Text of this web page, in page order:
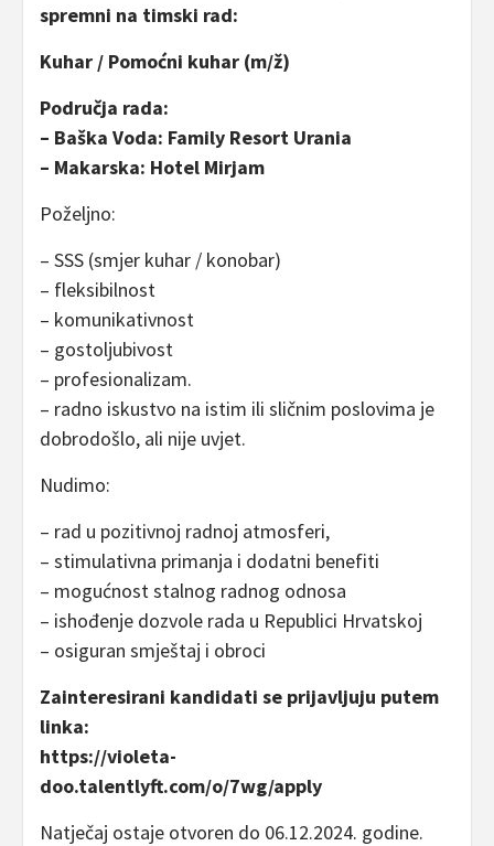
spremni na timski rad:
Kuhar / Pomoćni kuhar (m/ž)
Područja rada:
– Baška Voda: Family Resort Urania
– Makarska: Hotel Mirjam
Poželjno:
– SSS (smjer kuhar / konobar)
– fleksibilnost
– komunikativnost
– gostoljubivost
– profesionalizam.
– radno iskustvo na istim ili sličnim poslovima je
dobrodošlo, ali nije uvjet.
Nudimo:
– rad u pozitivnoj radnoj atmosferi,
– stimulativna primanja i dodatni benefiti
– mogućnost stalnog radnog odnosa
– ishođenje dozvole rada u Republici Hrvatskoj
– osiguran smještaj i obroci
Zainteresirani kandidati se prijavljuju putem
linka:
https://violeta-
doo.talentlyft.com/o/7wg/apply
Natječaj ostaje otvoren do 06.12.2024. godine.